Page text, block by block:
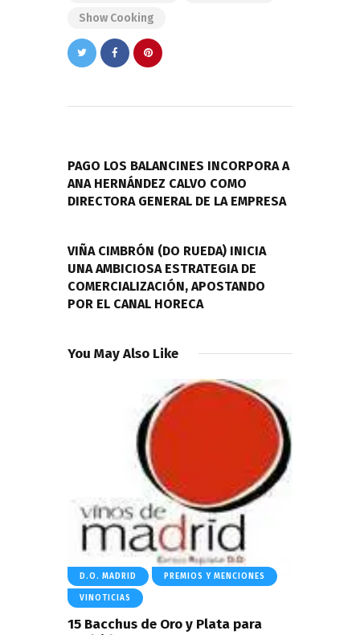
Show Cooking
entradas
PAGO LOS BALANCINES INCORPORA A
ANA HERNÁNDEZ CALVO COMO
DIRECTORA GENERAL DE LA EMPRESA
VIÑA CIMBRÓN (DO RUEDA) INICIA
UNA AMBICIOSA ESTRATEGIA DE
COMERCIALIZACIÓN, APOSTANDO
POR EL CANAL HORECA
You May Also Like
D.O. MADRID PREMIOS Y MENCIONES
VINOTICIAS
15 Bacchus de Oro y Plata para